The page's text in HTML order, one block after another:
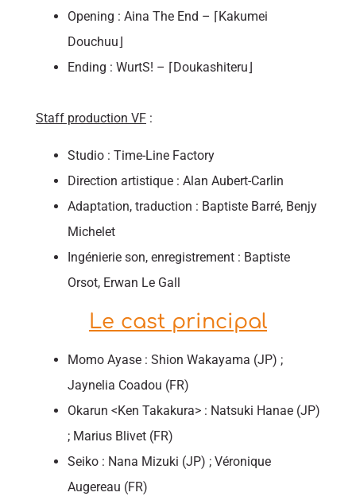
Opening : Aina The End – ⌈Kakumei
Douchuu⌋
Ending : WurtS! – ⌈Doukashiteru⌋
Staff production VF :
Studio : Time-Line Factory
Direction artistique : Alan Aubert-Carlin
Adaptation, traduction : Baptiste Barré, Benjy
Michelet
Ingénierie son, enregistrement : Baptiste
Orsot, Erwan Le Gall
Le cast principal
Momo ​Ayase : Shion Wakayama (JP) ;
Jaynelia Coadou (FR)
Okarun <Ken Takakura> : Natsuki Hanae (JP)
; Marius Blivet (FR)
Seiko : Nana Mizuki (JP) ; Véronique
Augereau (FR)